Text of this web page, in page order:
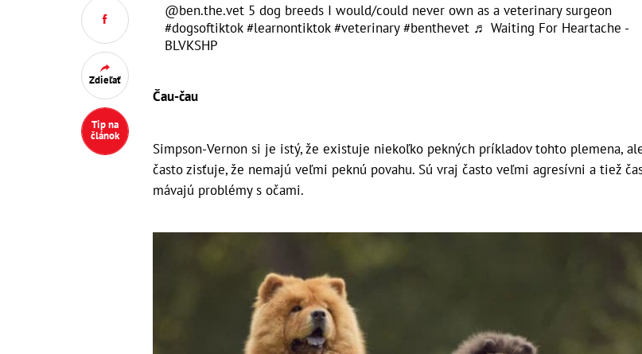
Zdieľať
Tip na
článok
@ben.the.vet 5 dog breeds I would/could never own as a veterinary surgeon
#dogsoftiktok #learnontiktok #veterinary #benthevet ♬ Waiting For Heartache -
BLVKSHP
Čau-čau
Simpson-Vernon si je istý, že existuje niekoľko pekných príkladov tohto plemena,
často zisťuje, že nemajú veľmi peknú povahu. Sú vraj často veľmi agresívni a tiež
mávajú problémy s očami.